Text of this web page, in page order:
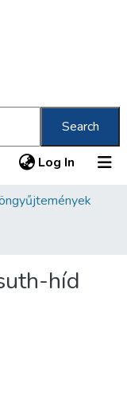
Search
Log In (current)
híd